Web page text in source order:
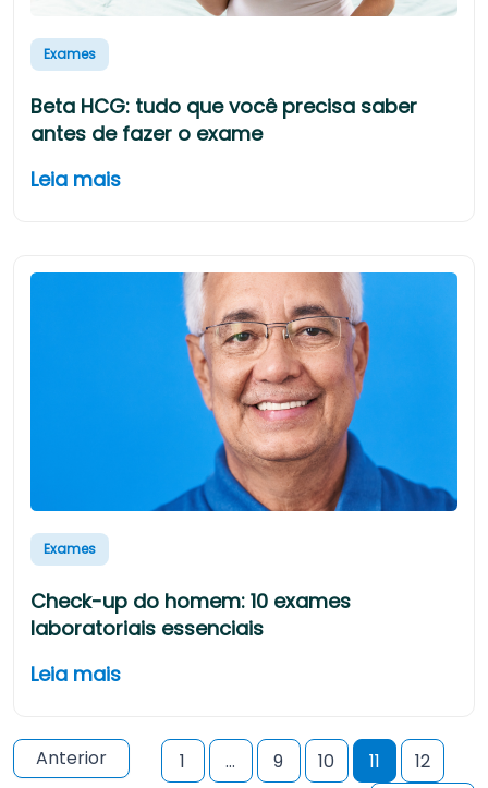
Exames
Beta HCG: tudo que você precisa saber
antes de fazer o exame
Leia mais
Exames
Check-up do homem: 10 exames
laboratoriais essenciais
Leia mais
Anterior 1 … 9 10 11
12